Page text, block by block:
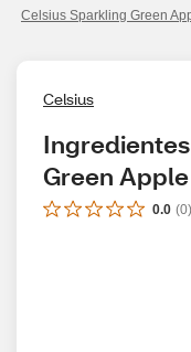
Celsius Sparkling Green
Celsius
Green
0.0 (0)